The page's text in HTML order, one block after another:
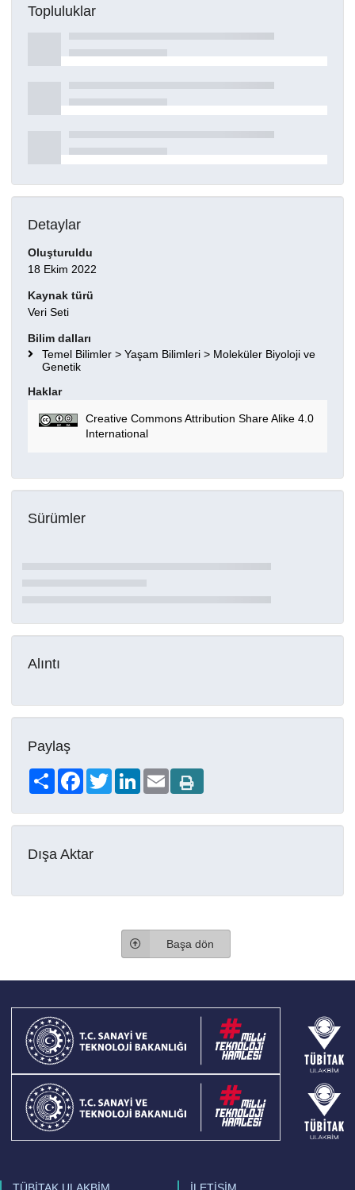
Topluluklar
Detaylar
Oluşturuldu
18 Ekim 2022
Kaynak türü
Veri Seti
Bilim dalları
Temel Bilimler > Yaşam Bilimleri > Moleküler Biyoloji ve
Genetik
Haklar
Creative Commons Attribution Share Alike 4.0
International
Sürümler
Alıntı
Paylaş
Share FacebookTwitterLinkedIn
Email
Dışa Aktar
Başa dön